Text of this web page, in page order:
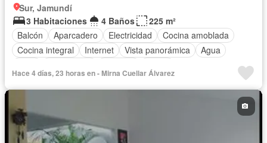
Sur, Jamundí
3 Habitaciones
4 Baños
225 m²
Balcón
Aparcadero Electricidad
Cocina amoblada
Cocina integral
Internet Vista panorámica
Agua
Caseta de vigilancia
Estudio Seguridad privada Piscina
Hace 4 días, 23 horas en - Mirna Cuellar Álvarez